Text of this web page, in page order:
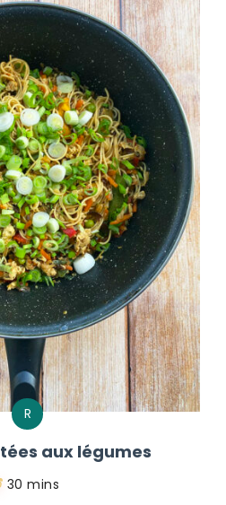
R
aux légumes
30 mins